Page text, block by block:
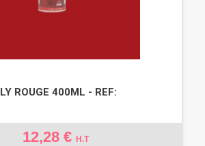
ROUGE 400ML - REF:
12,28 € H.T